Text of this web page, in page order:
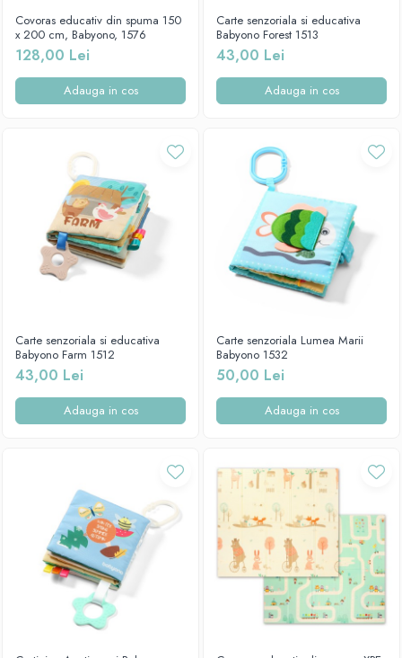
Covoras educativ din spuma 150
x 200 cm, Babyono, 1576
128,00 Lei
Adauga in cos
Carte senzoriala si educativa
Babyono Forest 1513
43,00 Lei
Adauga in cos
Carte senzoriala si educativa
Babyono Farm 1512
43,00 Lei
Adauga in cos
Carte senzoriala Lumea Marii
Babyono 1532
50,00 Lei
Adauga in cos